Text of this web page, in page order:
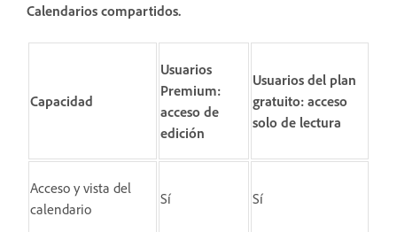
Calendarios compartidos.
Capacidad
Usuarios
Premium:
acceso de
edición
Usuarios del plan
gratuito: acceso
solo de lectura
Acceso y vista del
calendario
Sí Sí